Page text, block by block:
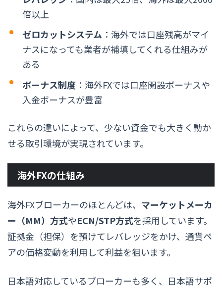
倍以上
ゼロカットシステム ：海外では口座残高がマイ
ナスになっても業者が補填してくれる仕組みが
ある
ボーナス制度 ：海外FXでは口座開設ボーナスや
入金ボーナスが豊富
これらの違いによって、少ない資金でも大きく動か
せる取引環境が実現されています。
海外FXの仕組み
海外FXブローカーのほとんどは、 マーケットメーカ
ー（MM）方式やECN/STP方式を採用しています。
証拠金（担保）を預けてレバレッジをかけ、通貨ペ
アの価格変動を利用して利益を狙います。
日本語対応しているブローカーも多く、日本語サポ